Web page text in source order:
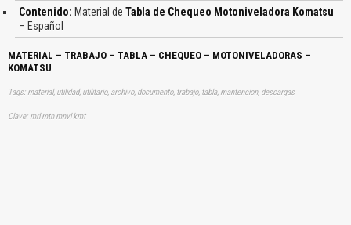
Contenido: Material de Tabla de Chequeo Motoniveladora Komatsu
– Español
MATERIAL – TRABAJO – TABLA – CHEQUEO – MOTONIVELADORAS –
KOMATSU
Tags: material, utilidad, utilitario, archivo, documento, trabajo, tabla, mantencion, descargas
Clave: mrl mtn mnvl kmt